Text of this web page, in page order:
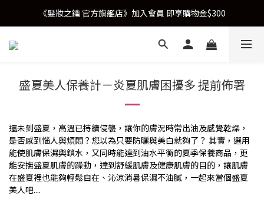
《髮妝之鑰 官方旗艦店》加入會員 即享購物金$300
盛夏美人保養計－炎夏肌膚困擾多 提前佈署
還未到盛夏，高溫已持續侵襲，讓你的膚況時常出油及感覺乾燥，
是否感到惱人與煩悶？ 您以為只要防曬與美白就夠了？ 其實，選用
能使肌膚保濕與鎖水，又同時能達到油水平衡的夏季保養商品，更
能安撫盛夏肌膚的躁動，達到舒緩肌膚及健康肌膚的目的，讓肌膚
在盛夏裡也能夠輕鬆自在、沁涼消暑保濕不油膩，一起來當個盛夏
美人吧....